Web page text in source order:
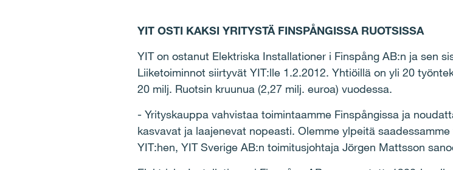
YIT OSTI KAKSI YRITYSTÄ FINSPÅNGISSA RUOTSISSA
YIT on ostanut Elektriska Installationer i Finspång AB:n ja sen
Liiketoiminnot siirtyvät YIT:lle 1.2.2012. Yhtiöillä on yli 20
20 milj. Ruotsin kruunua (2,27 milj. euroa) vuodessa.
- Yrityskauppa vahvistaa toimintaamme Finspångissa ja
kasvavat ja laajenevat nopeasti. Olemme ylpeitä
YIT:hen, YIT Sverige AB:n toimitusjohtaja Jörgen Mattsson